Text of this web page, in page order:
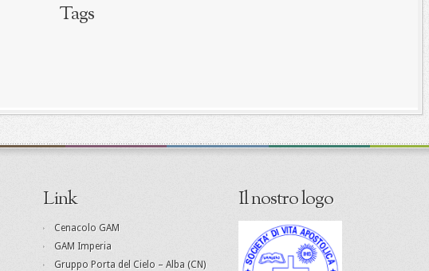
Tags
Link
Cenacolo GAM
GAM Imperia
Gruppo Porta del Cielo – Alba (CN)
Il nostro logo